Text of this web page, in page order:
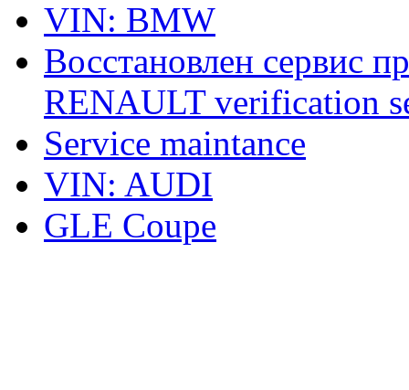
VIN: BMW
Восстановлен сервис
RENAULT verification
Service maintance
VIN: AUDI
GLE Coupe